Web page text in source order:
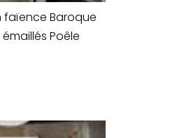
faïence Baroque
Poêle